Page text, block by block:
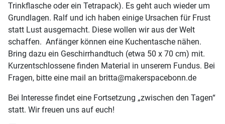
Trinkflasche oder ein Tetrapack). Es geht auch wieder um
Grundlagen. Ralf und ich haben einige Ursachen für Frust
statt Lust ausgemacht. Diese wollen wir aus der Welt
schaffen. Anfänger können eine Kuchentasche nähen.
Bring dazu ein Geschirrhandtuch (etwa 50 x 70 cm) mit.
Kurzentschlossene finden Material in unserem Fundus. Bei
Fragen, bitte eine mail an britta@makerspacebonn.de
Bei Interesse findet eine Fortsetzung „zwischen den Tagen“
statt. Wir freuen uns auf euch!